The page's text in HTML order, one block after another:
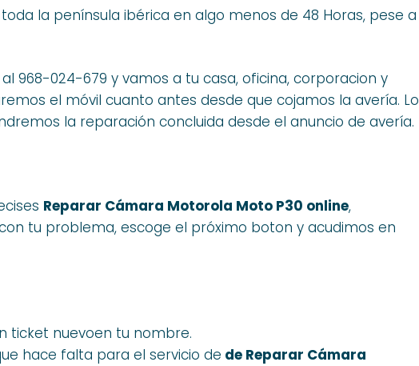
la península ibérica en algo menos de 48 Horas, pese a
968-024-679 y vamos a tu casa, oficina, corporacion y
el móvil cuanto antes desde que cojamos la avería. Lo
la reparación concluida desde el anuncio de avería.
Reparar Cámara Motorola Moto P30 online,
tu problema, escoge el próximo boton y acudimos en
ticket nuevoen tu nombre.
hace falta para el servicio de de Reparar Cámara